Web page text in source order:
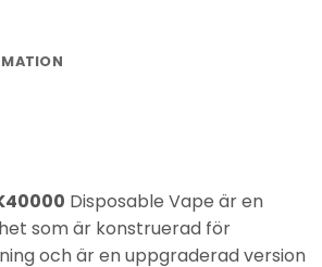
Disposable Vape är en
som är konstruerad för
och är en uppgraderad version